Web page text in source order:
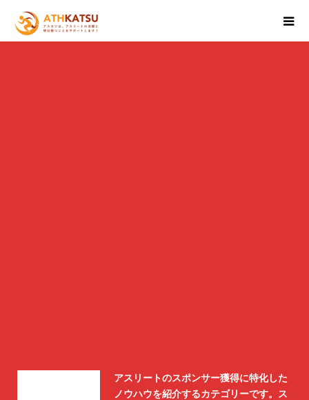
アスリートのスポンサー獲得に特化した
ノウハウを紹介するカテゴリーです。ス